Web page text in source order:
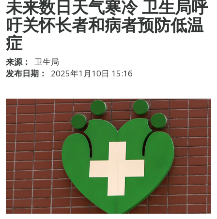
未来数日天气寒冷 卫生局呼
吁关怀长者和病者预防低温
症
来源：
卫生局
发布日期：
2025年1月10日 15:16